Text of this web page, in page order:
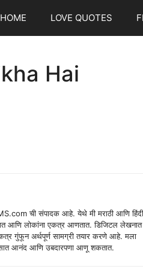
HOME LOVE QUOTES
Hai
ची संपादक आहे. येथे मी मराठी आणि हिंदी
आणि लोकांना एकत्र आणतात. डिजिटल
गुंफून अर्थपूर्ण सामग्री तयार करणे आहे. मला
आनंद आणि उबदारपणा आणू शकतात.